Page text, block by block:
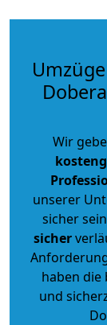
Wir
unserer
sicher
sicher
haben die
und